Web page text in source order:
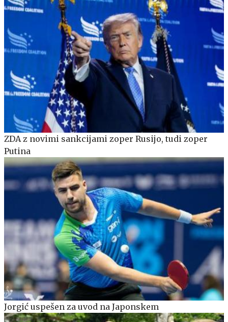
ZDA z novimi sankcijami zoper Rusijo, tudi zoper
Putina
Jorgić uspešen za uvod na Japonskem